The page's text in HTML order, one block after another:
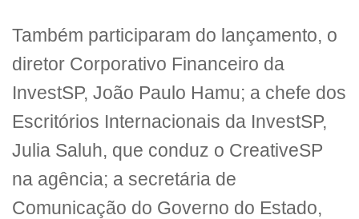
Também participaram do lançamento, o
diretor Corporativo Financeiro da
InvestSP, João Paulo Hamu; a chefe dos
Escritórios Internacionais da InvestSP,
Julia Saluh, que conduz o CreativeSP
na agência; a secretária de
Comunicação do Governo do Estado,